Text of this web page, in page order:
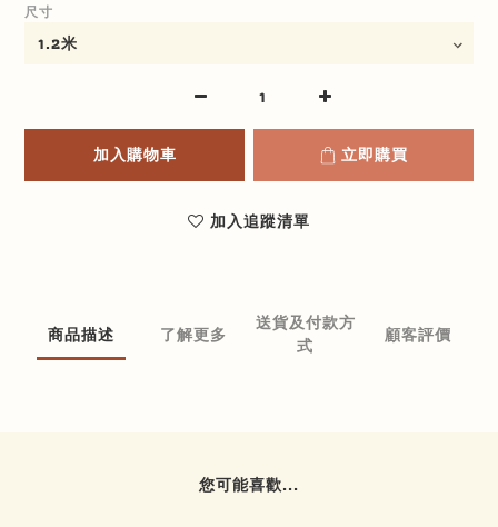
尺寸
加入購物車 立即購買
加入追蹤清單
商品描述 了解更多
送貨及付款方
式
顧客評價
您可能喜歡...